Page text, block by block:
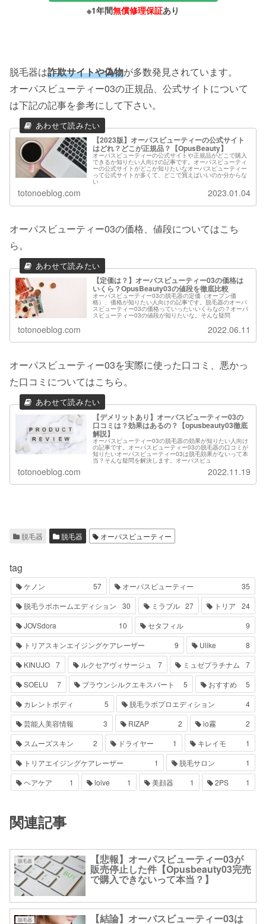
※1年間無償修理保証あり
脱毛器は詐欺サイトや偽物が多数発見されています。
オーパスビューティー03の正規品、公式サイトについて
は下記の記事を参考にして下さい。
【2023版】オーパスビューティーの公式サイト
はどれ？どこが正規品？【OpusBeauty】
オーパスビューティーの公式サイトや正規品がどこで購入
できるか知りたい人向けの記事です。オーパスビューティ
ーの公式サイトがどこか知りたいなオーパスビューティー
って公式サイトが多くて、どこで買えばいいのか分からな
い
totonoeblog.com 2023.01.04
オーパスビューティー03の価格、値段についてはこち
ら。
【定価は？】オーパスビューティー03の価格は
いくら？OpusBeauty03の値段を徹底比較
オーパスビューティー03の脱毛器の定価（オープン価
格）、価格が知りたい人向けの記事です。脱毛器のオーパ
スビューティー03の価格っていったいいくらなの？オーパ
スビューティー03の値段が知りたいな。そんな疑問
totonoeblog.com 2022.06.11
オーパスビューティー03を実際に使った口コミ、悪かっ
た口コミについてはこちら。
【デメリットあり】オーパスビューティー03の
口コミは？効果はあるの？【opusbeauty03徹底
解説】
オーパスビューティー03の脱毛器の効果が知りたい人向け
の記事です。オーパスビューティー03の脱毛器の口コミが
知りたいオーパスビューティー03は脱毛効果がないって本
当？そんな疑問を解決します。オーパスビュ
totonoeblog.com 2022.11.19
脱毛器 脱毛器 オーパスビューティー
tag
ケノン 57 オーパスビューティー
35
脱毛ラボホームエディション
30 ミラブル 27 トリア
24
JOVSdora
10 セタフィル
9
トリアスキンエイジングケアレーザー
9 Ulike
8
KINUJO 7 ルクセアヴィサージュ 7 ミュゼプラチナム
7
SOELU
7 ブラウンシルクエキスパート 5 おすすめ
5
カレントボディ
5 脱毛ラボプロエディション
4
芸能人美容情報
3 RIZAP 2 io霧
2
スムーズスキン
2 ドライヤー 1 キレイモ
1
トリアエイジングケアレーザー
1 脱毛サロン
1
ヘアケア
1 loive 1 美顔器 1 2PS 1
関連記事
脱毛器 【悲報】オーパスビューティー03が
販売停止した件【Opusbeauty03完売
で購入できないって本当？】
脱毛器 【結論】オーパスビューティー03は